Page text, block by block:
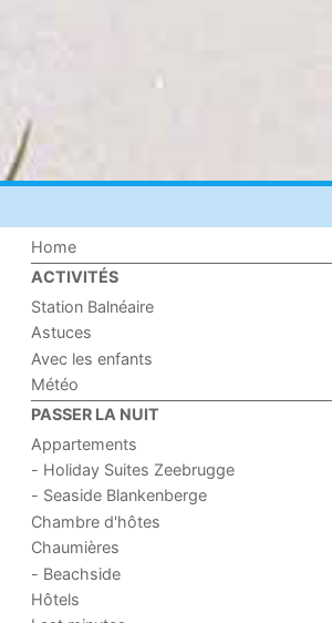
Home
ACTIVITÉS
Station Balnéaire
Astuces
Avec les enfants
Météo
PASSER LA NUIT
Appartements
- Holiday Suites Zeebrugge
- Seaside Blankenberge
Chambre d'hôtes
Chaumières
- Beachside
Hôtels